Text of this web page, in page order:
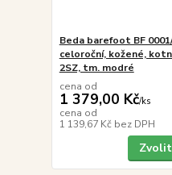
Beda barefoot BF
celoroční, kožené,
2SZ, tm. modré
cena od
1 379,00 Kč/ks
cena od
1 139,67 Kč bez DPH